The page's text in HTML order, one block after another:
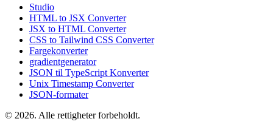
Studio
HTML to JSX Converter
JSX to HTML Converter
CSS to Tailwind CSS Converter
Fargekonverter
gradientgenerator
JSON til TypeScript Konverter
Unix Timestamp Converter
JSON-formater
© 2026. Alle rettigheter forbeholdt.